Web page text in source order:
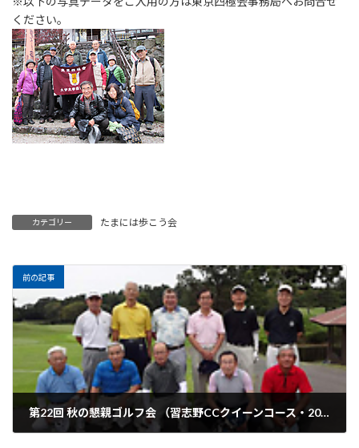
ください。
カテゴリー たまには歩こう会
前の記事
第22回 秋の懇親ゴルフ会 （習志野CCクイーンコース・2015年）